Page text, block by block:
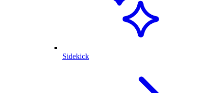
Sidekick